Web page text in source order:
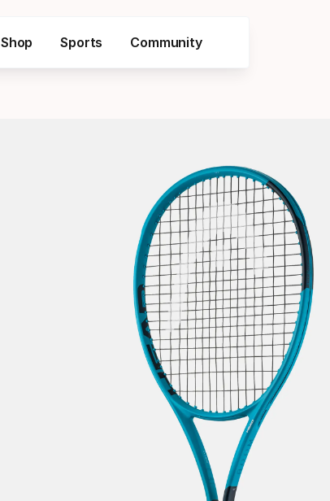
Shop Sports Community